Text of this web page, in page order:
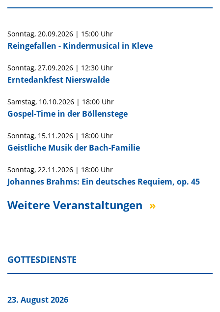
Sonntag, 20.09.2026 | 15:00 Uhr
Reingefallen - Kindermusical in Kleve
Sonntag, 27.09.2026 | 12:30 Uhr
Erntedankfest Nierswalde
Samstag, 10.10.2026 | 18:00 Uhr
Gospel-Time in der Böllenstege
Sonntag, 15.11.2026 | 18:00 Uhr
Geistliche Musik der Bach-Familie
Sonntag, 22.11.2026 | 18:00 Uhr
Johannes Brahms: Ein deutsches Requiem, op. 45
Weitere Veranstaltungen
GOTTESDIENSTE
23. August 2026